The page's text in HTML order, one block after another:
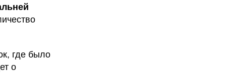
где было
о